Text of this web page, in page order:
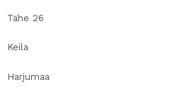
Tähe 26
Keila
Harjumaa